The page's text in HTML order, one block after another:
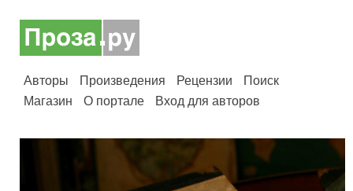
Авторы Произведения Рецензии
Поиск
Магазин
О портале Вход для авторов